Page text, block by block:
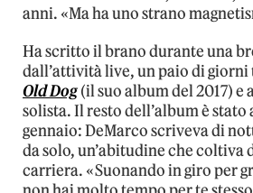
anni. «Ma ha uno strano
Ha scritto il brano durante una
dall’attività live, un paio di
Old Dog(il suo album del 2017) e
solista. Il resto dell’album è stato
gennaio: DeMarco scriveva di
da solo, un’abitudine che coltiva
carriera. «Suonando in giro per